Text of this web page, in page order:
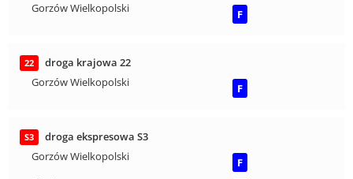
Gorzów Wielkopolski
F
22
droga krajowa 22
Gorzów Wielkopolski
F
S3
droga ekspresowa S3
Gorzów Wielkopolski
F